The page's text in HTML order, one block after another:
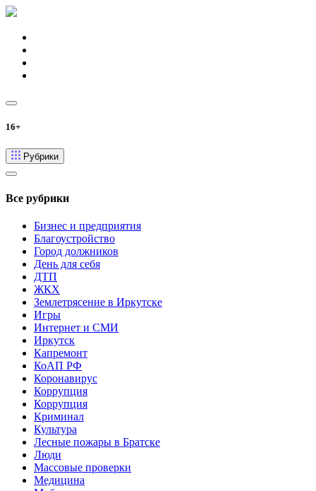
16+
Рубрики
Все рубрики
Бизнес и предприятия
Благоустройство
Город должников
День для себя
ДТП
ЖКХ
Землетрясение в Иркутске
Игры
Интернет и СМИ
Иркутск
Капремонт
КоАП РФ
Коронавирус
Коррупция
Коррупция
Криминал
Культура
Лесные пожары в Братске
Люди
Массовые проверки
Медицина